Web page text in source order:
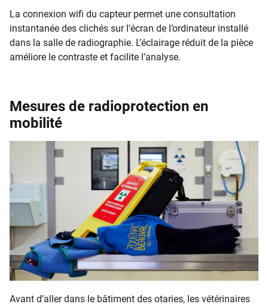
La connexion wifi du capteur permet une consultation
instantanée des clichés sur l’écran de l’ordinateur installé
dans la salle de radiographie. L’éclairage réduit de la pièce
améliore le contraste et facilite l’analyse.
Mesures de radioprotection en
mobilité
Avant d’aller dans le bâtiment des otaries, les vétérinaires